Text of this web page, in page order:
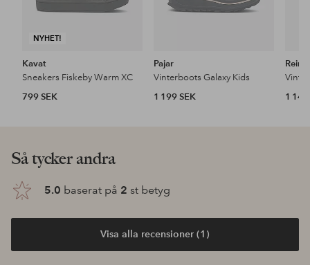
NYHET!
Kavat
Sneakers Fiskeby Warm XC
799 SEK
Pajar
Vinterboots Galaxy Kids
1 199 SEK
1 149
Så tycker andra
5.0 baserat på 2 st betyg
Visa alla recensioner (1)